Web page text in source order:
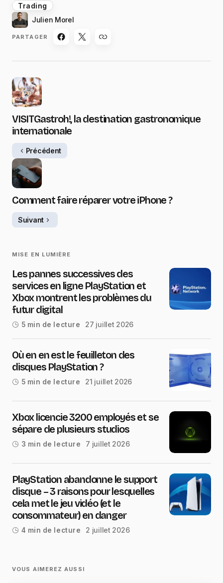
Trading
Julien Morel
PARTAGER
VISITGastroh!, la destination gastronomique
internationale
Précédent
Comment faire réparer votre iPhone ?
Suivant
MISE EN LUMIÈRE
Les pannes successives des
services en ligne PlayStation et
Xbox montrent les problèmes du
futur digital
5 min de lecture 27 juillet 2026
Où en en est le feuilleton des
disques PlayStation ?
5 min de lecture 21 juillet 2026
Xbox licencie 3200 employés et se
sépare de plusieurs studios
3 min de lecture 7 juillet 2026
PlayStation abandonne le support
disque – 3 raisons pour lesquelles
cela met le jeu vidéo (et le
consommateur) en danger
4 min de lecture 2 juillet 2026
VOUS AIMEREZ AUSSI